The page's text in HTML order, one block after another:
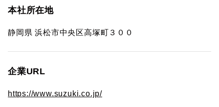
本社所在地
静岡県 浜松市中央区高塚町３００
企業URL
https://www.suzuki.co.jp/